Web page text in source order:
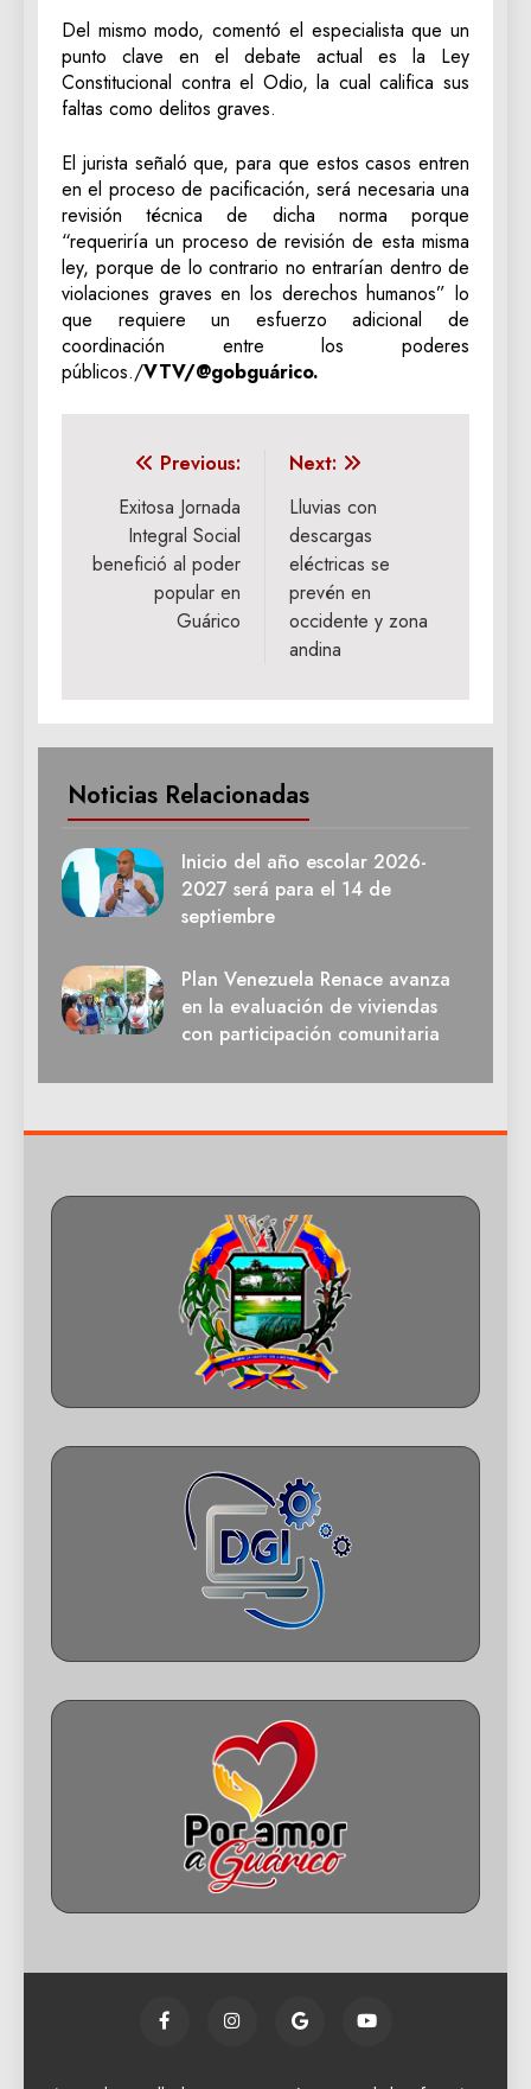
Del mismo modo, comentó el especialista que un
punto clave en el debate actual es la Ley
Constitucional contra el Odio, la cual califica sus
faltas como delitos graves.
El jurista señaló que, para que estos casos entren
en el proceso de pacificación, será necesaria una
revisión técnica de dicha norma porque
“requeriría un proceso de revisión de esta misma
ley, porque de lo contrario no entrarían dentro de
violaciones graves en los derechos humanos” lo
que requiere un esfuerzo adicional de
coordinación entre los poderes
públicos./VTV/@gobguárico.
Navegación
entradas
Previous:
Exitosa Jornada
Integral Social
benefició al poder
popular en
Guárico
Next:
Lluvias con
descargas
eléctricas se
prevén en
occidente y zona
andina
Noticias Relacionadas
Inicio del año escolar 2026-
2027 será para el 14 de
septiembre
Plan Venezuela Renace avanza
en la evaluación de viviendas
con participación comunitaria